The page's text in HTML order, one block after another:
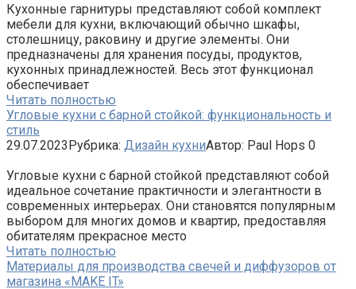
Кухонные гарнитуры представляют собой комплект
мебели для кухни, включающий обычно шкафы,
столешницу, раковину и другие элементы. Они
предназначены для хранения посуды, продуктов,
кухонных принадлежностей. Весь этот функционал
обеспечивает
Читать полностью
Угловые кухни с барной стойкой: функциональность и
стиль
29.07.2023Рубрика: Дизайн кухниАвтор: Paul Hops 0
Угловые кухни с барной стойкой представляют собой
идеальное сочетание практичности и элегантности в
современных интерьерах. Они становятся популярным
выбором для многих домов и квартир, предоставляя
обитателям прекрасное место
Читать полностью
Материалы для производства свечей и диффузоров от
магазина «MAKE IT»